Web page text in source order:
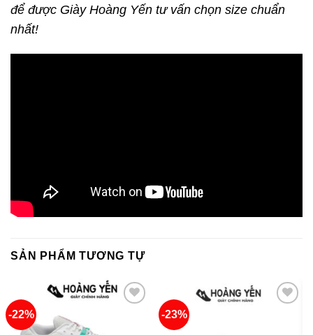
để được Giày Hoàng Yến tư vấn chọn size chuẩn
nhất!
SẢN PHẨM TƯƠNG TỰ
-22% -23%